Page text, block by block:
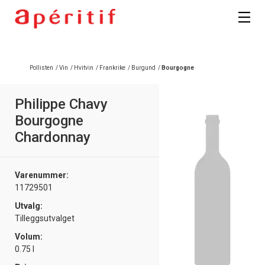
Pollisten /Vin / Hvitvin / Frankrike / Burgund / Bourgogne
Philippe Chavy
Bourgogne
Chardonnay
Varenummer:
11729501
Utvalg:
Tilleggsutvalget
Volum:
0.75 l